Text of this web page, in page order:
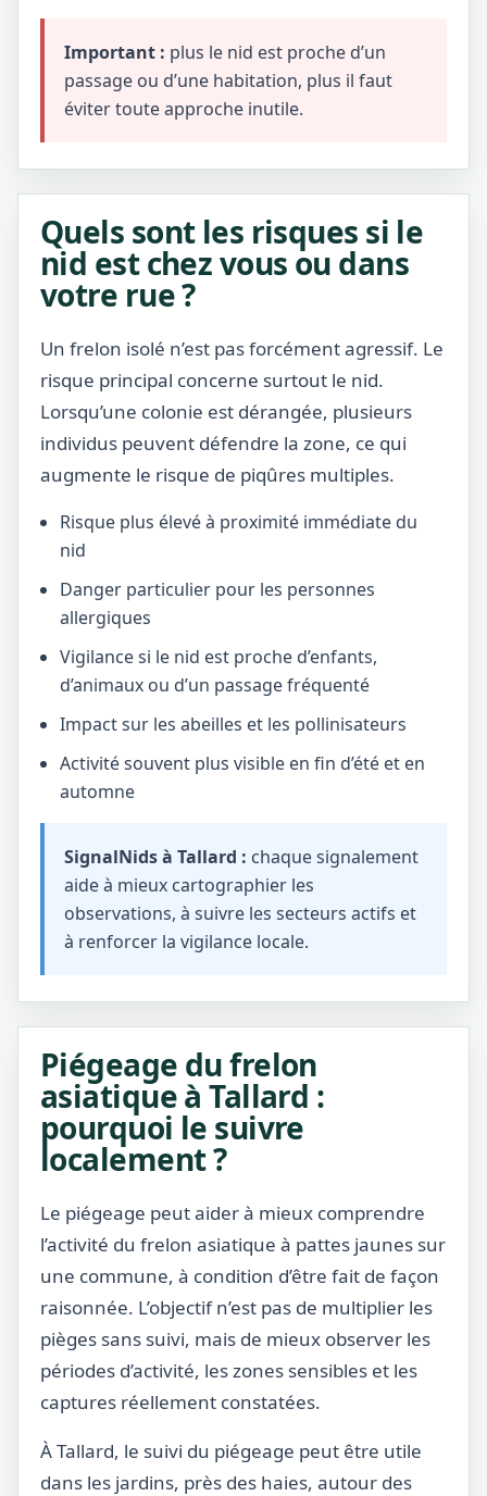
Important : plus le nid est proche d’un
passage ou d’une habitation, plus il faut
éviter toute approche inutile.
Quels sont les risques si le
nid est chez vous ou dans
votre rue ?
Un frelon isolé n’est pas forcément agressif. Le
risque principal concerne surtout le nid.
Lorsqu’une colonie est dérangée, plusieurs
individus peuvent défendre la zone, ce qui
augmente le risque de piqûres multiples.
Risque plus élevé à proximité immédiate du
nid
Danger particulier pour les personnes
allergiques
Vigilance si le nid est proche d’enfants,
d’animaux ou d’un passage fréquenté
Impact sur les abeilles et les pollinisateurs
Activité souvent plus visible en fin d’été et en
automne
SignalNids à Tallard : chaque signalement
aide à mieux cartographier les
observations, à suivre les secteurs actifs et
à renforcer la vigilance locale.
Piégeage du frelon
asiatique à Tallard :
pourquoi le suivre
localement ?
Le piégeage peut aider à mieux comprendre
l’activité du frelon asiatique à pattes jaunes sur
une commune, à condition d’être fait de façon
raisonnée. L’objectif n’est pas de multiplier les
pièges sans suivi, mais de mieux observer les
périodes d’activité, les zones sensibles et les
captures réellement constatées.
À Tallard, le suivi du piégeage peut être utile
dans les jardins, près des haies, autour des